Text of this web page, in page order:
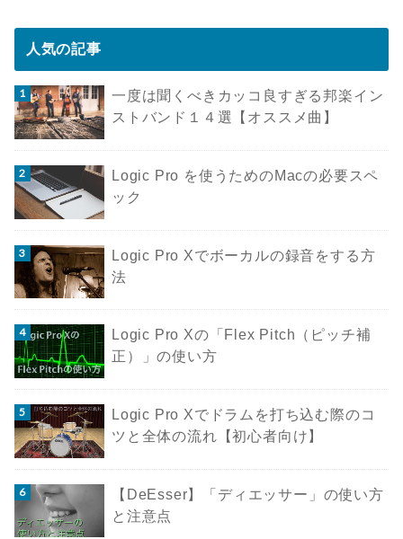
人気の記事
一度は聞くべきカッコ良すぎる邦楽イン
ストバンド１４選【オススメ曲】
Logic Pro を使うためのMacの必要スペ
ック
Logic Pro Xでボーカルの録音をする方
法
Logic Pro Xの「Flex Pitch（ピッチ補
正）」の使い方
Logic Pro Xでドラムを打ち込む際のコ
ツと全体の流れ【初心者向け】
【DeEsser】「ディエッサー」の使い方
と注意点